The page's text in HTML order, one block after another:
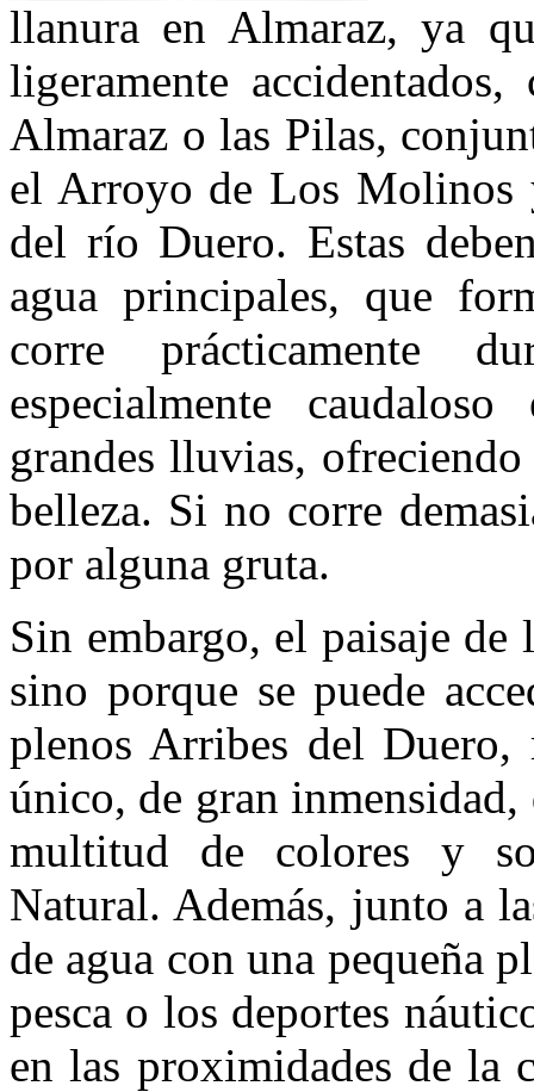
llanura en Almaraz, ya
ligeramente
Almaraz o las Pilas,
el Arroyo de Los Molinos
del río Duero. Estas
agua principales, que
corre prácticamente
especialmente
grandes lluvias,
belleza. Si no corre
por alguna gruta.
Sin embargo, el paisaje de
sino porque se puede
plenos Arribes del Duero,
único, de gran inmensidad,
multitud de colores y
Natural. Además, junto a
de agua con una pequeña
pesca o los deportes
en las proximidades de la